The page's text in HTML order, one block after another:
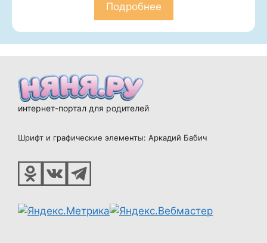
Подробнее
интернет-портал для родителей
Шрифт и графические элементы: Аркадий Бабич